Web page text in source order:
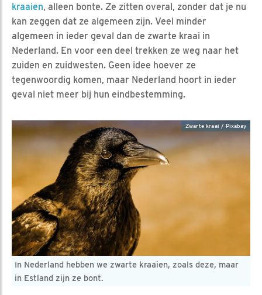
kraaien, alleen bonte. Ze zitten overal, zonder dat je nu
kan zeggen dat ze algemeen zijn. Veel minder
algemeen in ieder geval dan de zwarte kraai in
Nederland. En voor een deel trekken ze weg naar het
zuiden en zuidwesten. Geen idee hoever ze
tegenwoordig komen, maar Nederland hoort in ieder
geval niet meer bij hun eindbestemming.
In Nederland hebben we zwarte kraaien, zoals deze, maar
in Estland zijn ze bont.
Zwarte kraai / Pixabay